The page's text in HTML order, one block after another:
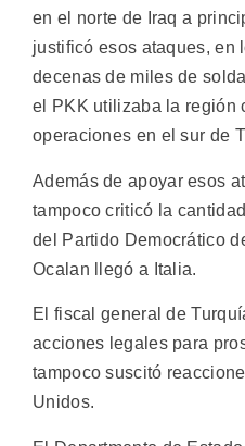
en el norte de Iraq a
justificó esos ataques, en
decenas de miles de
el PKK utilizaba la región
operaciones en el sur de
Además de apoyar esos
tampoco criticó la
del Partido Democrático
Ocalan llegó a Italia.
El fiscal general de
acciones legales para
tampoco suscitó
Unidos.